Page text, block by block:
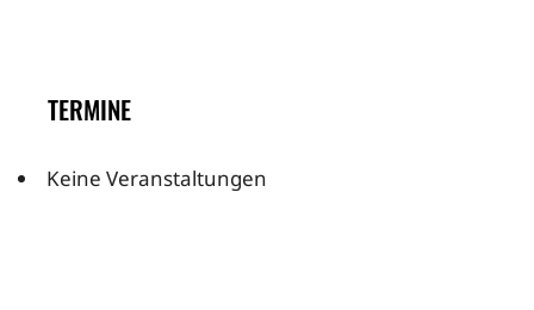
TERMINE
Keine Veranstaltungen